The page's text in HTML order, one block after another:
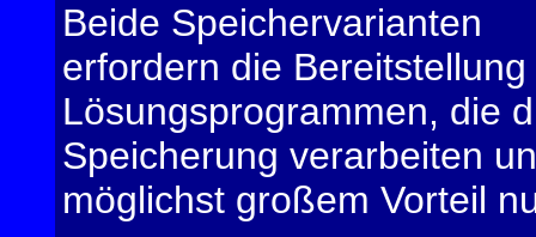
Beide Speichervarianten
erfordern die Bereitstellung
Lösungsprogrammen, die
Speicherung verarbeiten
möglichst großem Vorteil